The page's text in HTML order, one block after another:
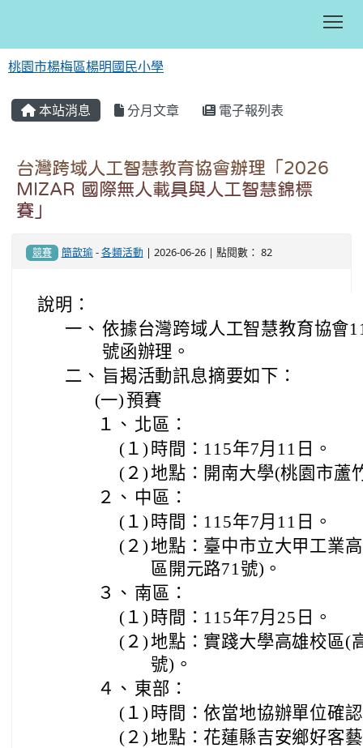
桃園市楊梅區楊明國民小學
本站消息 分月文章 電子報列表
台灣跨域人工智慧教育協會辦理「2026
MIZAR 國際無人載具與人工智慧錦標
賽」
競賽 簡歆瑜-各類活動 | 2026-06-26 | 點閱數： 82
說明：
一、 依據台灣跨域人工智慧教育協會
號函辦理。
二、 旨揭活動訊息摘要如下：
(一)預賽
１、 北區：
(１) 時間：115年7月11日。
(２)地點：開南大學(桃園市蘆
２、 中區：
(１) 時間：115年7月11日。
(２)地點：臺中市立大甲工業
區開元路71號)。
３、 南區：
(１) 時間：115年7月25日。
(２)地點：實踐大學高雄校區(
號)。
４、 東部：
(１) 時間：依當地協辦單位確
(２)地點：花蓮縣吉安鄉好客